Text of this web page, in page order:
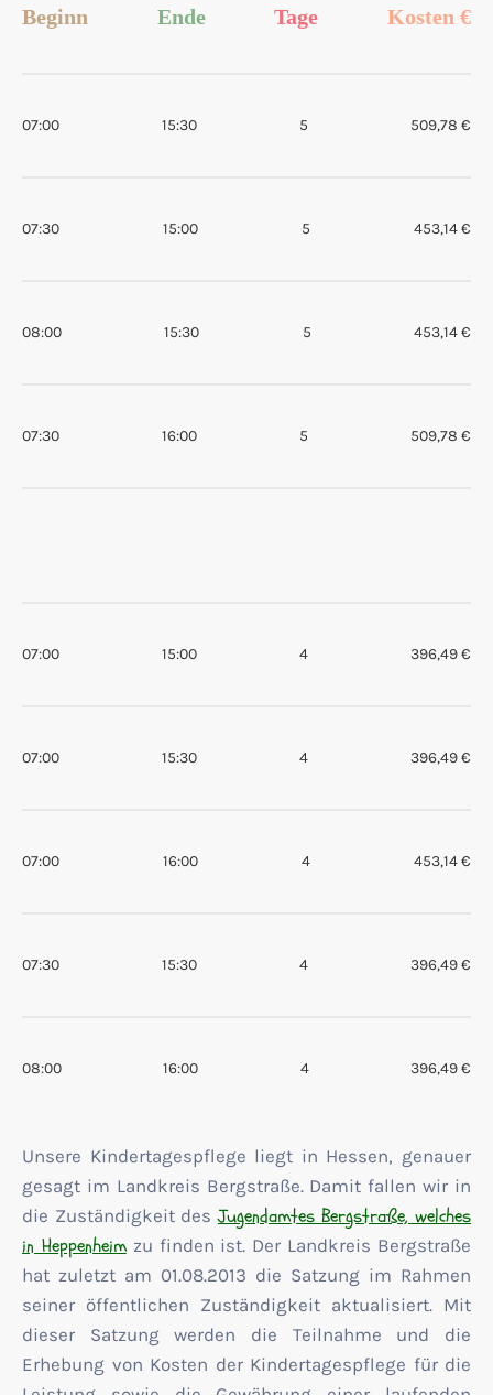
Beginn Ende Tage Kosten €
07:00 15:30 5 509,78 €
07:30 15:00 5 453,14 €
08:00 15:30 5 453,14 €
07:30 16:00 5 509,78 €
07:00 15:00 4 396,49 €
07:00 15:30 4 396,49 €
07:00 16:00 4 453,14 €
07:30 15:30 4 396,49 €
08:00 16:00 4 396,49 €
Unsere Kindertagespflege liegt in Hessen, genauer
gesagt im Landkreis Bergstraße. Damit fallen wir in
die Zuständigkeit desJugendamtes Bergstraße, welches
in Heppenheimzu finden ist. Der Landkreis Bergstraße
hat zuletzt am 01.08.2013 die Satzung im Rahmen
seiner öffentlichen Zuständigkeit aktualisiert. Mit
dieser Satzung werden die Teilnahme und die
Erhebung von Kosten der Kindertagespflege für die